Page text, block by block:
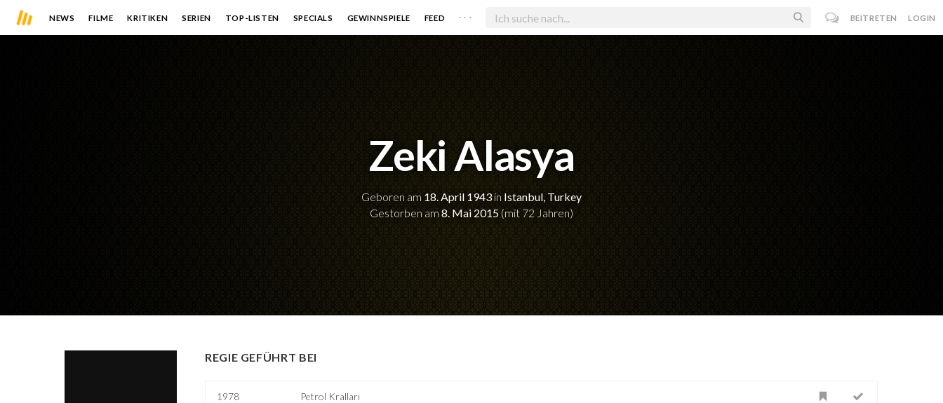
NEWS FILME KRITIKEN SERIEN TOP-LISTEN SPECIALS GEWINNSPIELE FEED . . . BEITRETEN LOGIN
Zeki Alasya
Geboren am 18. April 1943in Istanbul, Turkey
Gestorben am 8. Mai 2015 (mit 72 Jahren)
REGIE GEFÜHRT BEI
1978 Petrol Kralları